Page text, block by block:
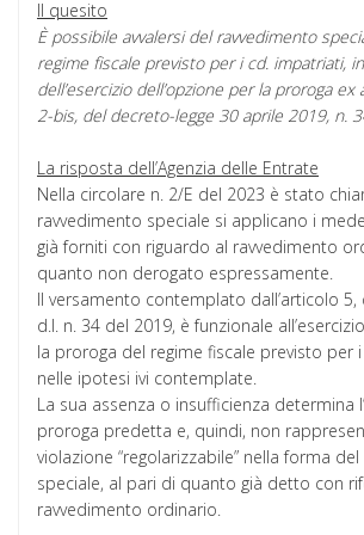
Il quesito
È possibile avvalersi del ravvedimento
regime fiscale previsto per i cd. impatriati,
dell’esercizio dell’opzione per la proroga
2-bis, del decreto-legge 30 aprile 2019, n.
La risposta dell’Agenzia delle Entrate
Nella circolare n. 2/E del 2023 è stato
ravvedimento speciale si applicano i
già forniti con riguardo al ravvedimento
quanto non derogato espressamente.
Il versamento contemplato dall’articolo
d.l. n. 34 del 2019, è funzionale
la proroga del regime fiscale previsto per
nelle ipotesi ivi contemplate.
La sua assenza o insufficienza determina
proroga predetta e, quindi, non
violazione “regolarizzabile” nella forma
speciale, al pari di quanto già detto con
ravvedimento ordinario.